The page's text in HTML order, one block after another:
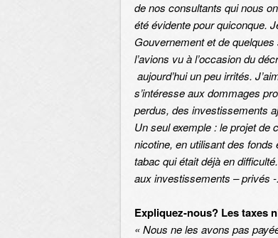
de nos consultants qui nous
été évidente pour quiconque.
Gouvernement et de
l’avions vu à l’occasion du
aujourd’hui un peu irrités.
s’intéresse aux dommages
perdus, des investissements
Un seul exemple : le projet de
nicotine, en utilisant des
tabac qui était déjà en
aux investissements – privés
Expliquez-nous? Les taxes
« Nous ne les avons pas